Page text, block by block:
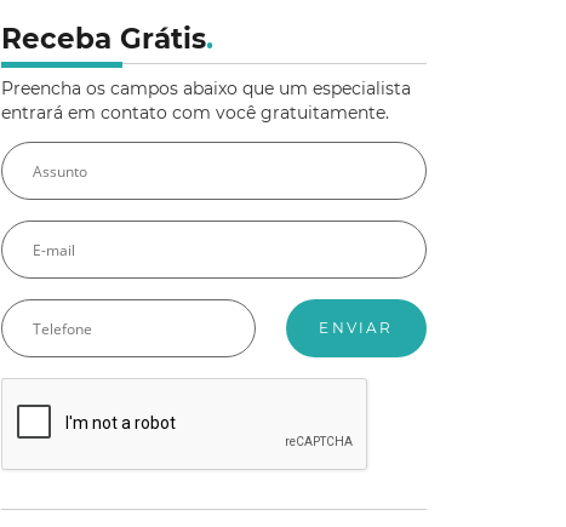
Receba Grátis.
Preencha os campos abaixo que um especialista
entrará em contato com você gratuitamente.